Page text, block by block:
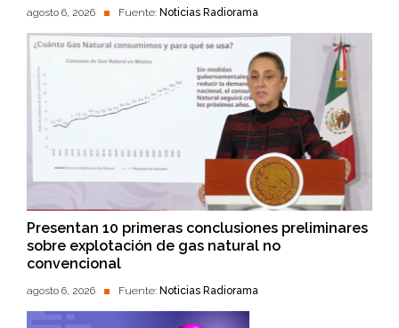
agosto 6, 2026 Fuente: Noticias Radiorama
Presentan 10 primeras conclusiones preliminares
sobre explotación de gas natural no
convencional
agosto 6, 2026 Fuente: Noticias Radiorama